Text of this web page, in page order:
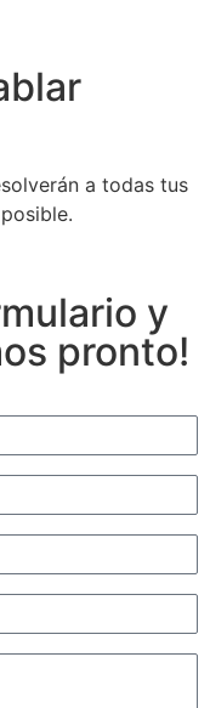
a todas tus
y
pronto!